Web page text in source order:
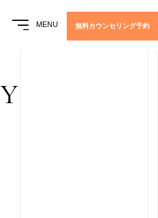
MENU 無料カウンセリング予約